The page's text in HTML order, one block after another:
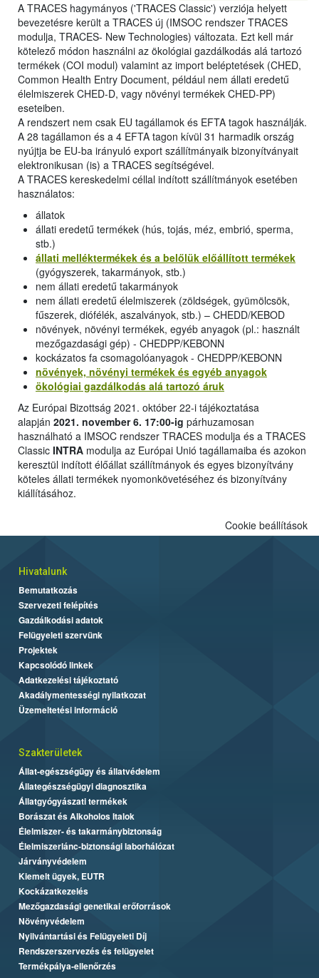
A TRACES hagymányos ('TRACES Classic') verziója helyett
bevezetésre került a TRACES új (IMSOC rendszer TRACES
modulja, TRACES- New Technologies) változata. Ezt kell már
kötelező módon használni az ökológiai gazdálkodás alá tartozó
termékek (COI modul) valamint az import beléptetések (CHED,
Common Health Entry Document, például nem állati eredetű
élelmiszerek CHED-D, vagy növényi termékek CHED-PP)
eseteiben.
A rendszert nem csak EU tagállamok és EFTA tagok használják.
A 28 tagállamon és a 4 EFTA tagon kívül 31 harmadik ország
nyújtja be EU-ba irányuló export szállítmányaik bizonyítványait
elektronikusan (is) a TRACES segítségével.
A TRACES kereskedelmi céllal indított szállítmányok esetében
használatos:
állatok
állati eredetű termékek (hús, tojás, méz, embrió, sperma,
stb.)
állati melléktermékek és a belőlük előállított termékek
(gyógyszerek, takarmányok, stb.)
nem állati eredetű takarmányok
nem állati eredetű élelmiszerek (zöldségek, gyümölcsök,
fűszerek, diófélék, aszalványok, stb.) – CHEDD/KEBOD
növények, növényi termékek, egyéb anyagok (pl.: használt
mezőgazdasági gép) - CHEDPP/KEBONN
kockázatos fa csomagolóanyagok - CHEDPP/KEBONN
növények, növényi termékek és egyéb anyagok
ökológiai gazdálkodás alá tartozó áruk
Az Európai Bizottság 2021. október 22-i tájékoztatása
alapján 2021. november 6. 17:00-ig párhuzamosan
használható a IMSOC rendszer TRACES modulja és a TRACES
Classic INTRA modulja az Európai Unió tagállamaiba és azokon
keresztül indított élőállat szállítmányok és egyes bizonyítvány
köteles állati termékek nyomonkövetéséhez és bizonyítvány
kiállításához.
Cookie beállítások
Hivatalunk
Bemutatkozás
Szervezeti felépítés
Gazdálkodási adatok
Felügyeleti szervünk
Projektek
Kapcsolódó linkek
Adatkezelési tájékoztató
Akadálymentességi nyilatkozat
Üzemeltetési információ
Szakterületek
Állat-egészségügy és állatvédelem
Állategészségügyi diagnosztika
Állatgyógyászati termékek
Borászat és Alkoholos Italok
Élelmiszer- és takarmánybiztonság
Élelmiszerlánc-biztonsági laborhálózat
Járványvédelem
Kiemelt ügyek, EUTR
Kockázatkezelés
Mezőgazdasági genetikai erőforrások
Növényvédelem
Nyilvántartási és Felügyeleti Díj
Rendszerszervezés és felügyelet
Termékpálya-ellenőrzés